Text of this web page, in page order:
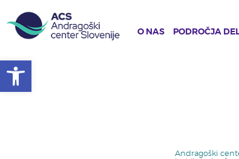
O NAS PODROČJA
Andragoški
Open toolbar